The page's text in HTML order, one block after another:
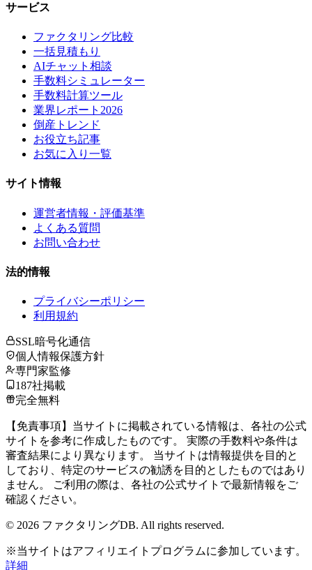
サービス
ファクタリング比較
一括見積もり
AIチャット相談
手数料シミュレーター
手数料計算ツール
業界レポート2026
倒産トレンド
お役立ち記事
お気に入り一覧
サイト情報
運営者情報・評価基準
よくある質問
お問い合わせ
法的情報
プライバシーポリシー
利用規約
SSL暗号化通信
個人情報保護方針
専門家監修
187社掲載
完全無料
【免責事項】当サイトに掲載されている情報は、各社の公式
サイトを参考に作成したものです。 実際の手数料や条件は
審査結果により異なります。 当サイトは情報提供を目的と
しており、特定のサービスの勧誘を目的としたものではあり
ません。 ご利用の際は、各社の公式サイトで最新情報をご
確認ください。
© 2026 ファクタリングDB. All rights reserved.
※当サイトはアフィリエイトプログラムに参加しています。
詳細